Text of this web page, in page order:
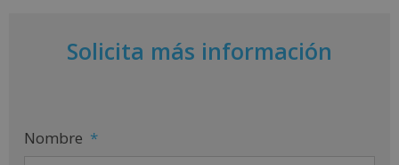
Solicita más información
Nombre *